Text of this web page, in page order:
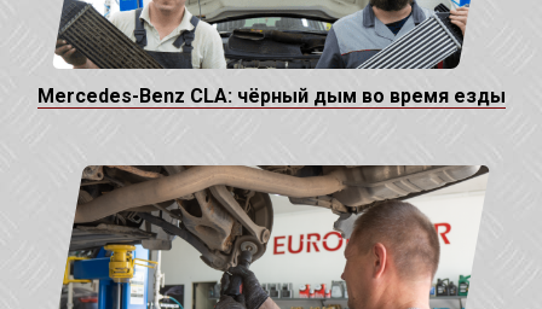
Mercedes-Benz CLA: чёрный дым во время езды